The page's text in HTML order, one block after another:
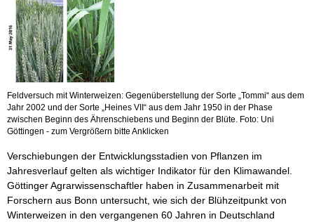
Feldversuch mit Winterweizen: Gegenüberstellung der Sorte „Tommi“ aus dem
Jahr 2002 und der Sorte „Heines VII“ aus dem Jahr 1950 in der Phase
zwischen Beginn des Ährenschiebens und Beginn der Blüte. Foto: Uni
Göttingen - zum Vergrößern bitte Anklicken
Verschiebungen der Entwicklungsstadien von Pflanzen im
Jahresverlauf gelten als wichtiger Indikator für den Klimawandel.
Göttinger Agrarwissenschaftler haben in Zusammenarbeit mit
Forschern aus Bonn untersucht, wie sich der Blühzeitpunkt von
Winterweizen in den vergangenen 60 Jahren in Deutschland